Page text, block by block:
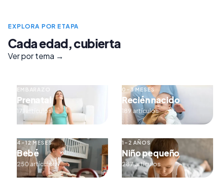
EXPLORA POR ETAPA
Cada edad, cubierta
Ver por tema →
EMBARAZO
Prenatal
171 artículos
0–3 MESES
Recién nacido
189 artículos
4–12 MESES
Bebé
250 artículos
1–2 AÑOS
Niño pequeño
287 artículos